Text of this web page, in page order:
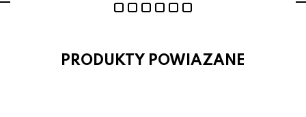
PRODUKTY POWIAZANE